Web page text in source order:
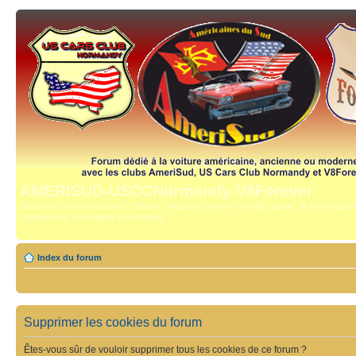
AMERISUD-USCCNormandy-V8Forever
Vous avez une "américaine" ? Bravo, vous avez trouvé "the right place", le forum qui
compétence, reportages et technique.
Index du forum
Supprimer les cookies du forum
Êtes-vous sûr de vouloir supprimer tous les cookies de ce forum ?